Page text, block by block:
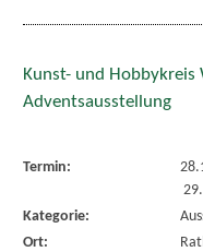
Kunst- und Hobbykreis
Adventsausstellung
Termin:
Kategorie:
Ort: